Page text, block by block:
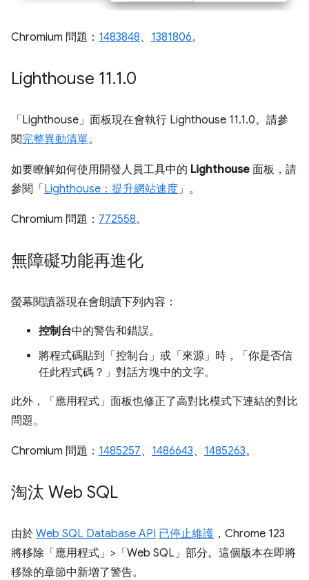
Chromium 問題： 1483848、 1381806。
Lighthouse 11.1.0
「Lighthouse」 面板現在會執行 Lighthouse 11.1.0。請參
閱完整異動清單。
如要瞭解如何使用開發人員工具中的 Lighthouse 面板，請
參閱「Lighthouse：提升網站速度 」。
Chromium 問題： 772558。
無障礙功能再進化
螢幕閱讀器現在會朗讀下列內容：
控制台中的警告和錯誤。
將程式碼貼到「控制台」 或「來源」 時，「你是否信
任此程式碼？」 對話方塊中的文字。
此外，「應用程式」 面板也修正了高對比模式下連結的對比
問題。
Chromium 問題： 1485257、 1486643、 1485263。
淘汰 Web SQL
由於 Web SQL Database API 已停止維護 ，Chrome 123
將移除「應用程式」>「Web SQL」 部分。這個版本在即將
移除的章節中新增了警告。